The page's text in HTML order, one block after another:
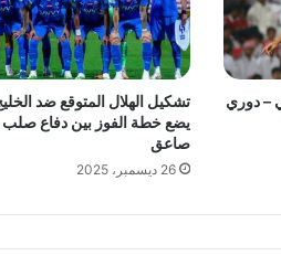
– دوري
تشكيل الهلال المتوقع ضد
يضع خطة الفوز بين دفاع
صاعق
26 ديسمبر، 2025